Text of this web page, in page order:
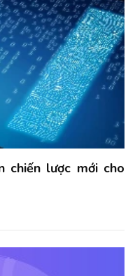
chiến lược mới cho